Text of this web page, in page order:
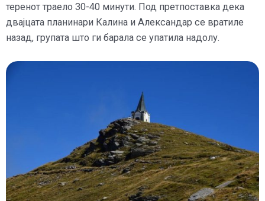
теренот траело 30-40 минути. Под претпоставка дека
двајцата планинари Калина и Александар се вратиле
назад, групата што ги барала се упатила надолу.